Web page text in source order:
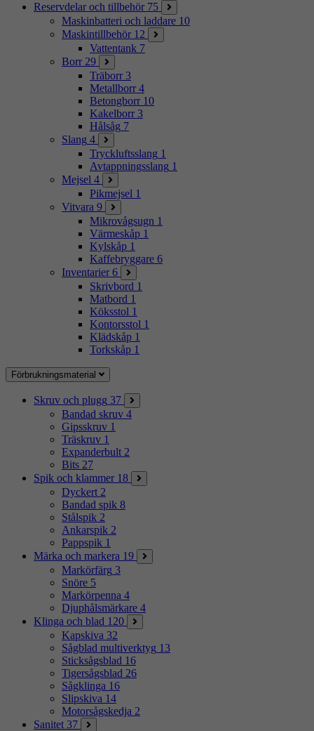
Reservdelar och tillbehör 75
Maskinbatteri och laddare 10
Maskintillbehör 12
Vattentank 7
Borr 29
Träborr 3
Metallborr 4
Betongborr 10
Kakelborr 3
Hålsåg 7
Slang 4
Tryckluftsslang 1
Avtappningsslang 1
Mejsel 4
Pikmejsel 1
Vitvara 9
Mikrovågsugn 1
Värmeskåp 1
Kylskåp 1
Kaffebryggare 6
Inventarier 6
Skrivbord 1
Matbord 1
Köksstol 1
Kontorsstol 1
Klädskåp 1
Torkskåp 1
Förbrukningsmaterial
Skruv och plugg 37
Bandad skruv 4
Gipsskruv 1
Träskruv 1
Expanderbult 2
Bits 27
Spik och klammer 18
Dyckert 2
Bandad spik 8
Stålspik 2
Ankarspik 2
Pappspik 1
Märka och markera 19
Markörfärg 3
Snöre 5
Markörpenna 4
Djuphålsmärkare 4
Klinga och blad 120
Kapskiva 32
Sågblad multiverktyg 13
Sticksågsblad 16
Tigersågsblad 26
Sågklinga 16
Slipskiva 14
Motorsågskedja 2
Sanitet 37